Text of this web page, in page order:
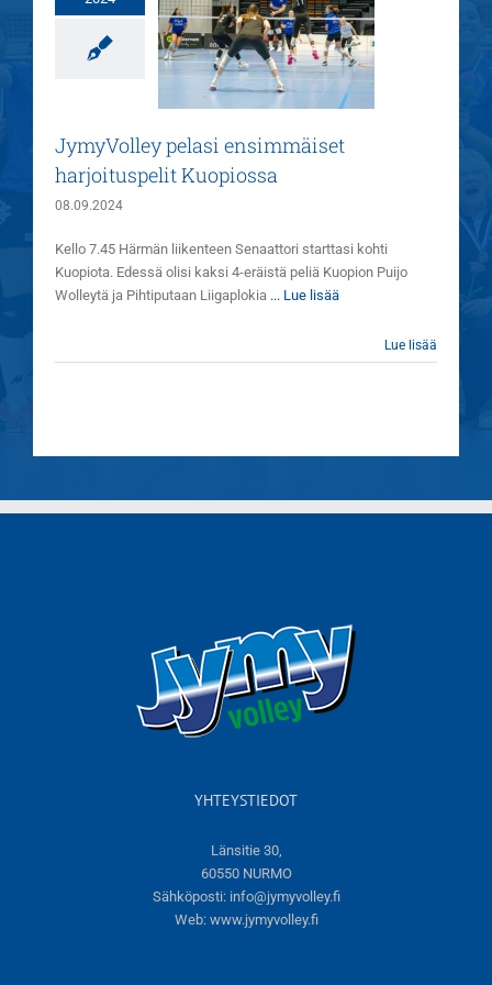
pelasi
harjoituspelit
JymyVolley pelasi ensimmäiset
harjoituspelit Kuopiossa
08.09.2024
Kello 7.45 Härmän liikenteen Senaattori starttasi kohti
Kuopiota. Edessä olisi kaksi 4-eräistä peliä Kuopion Puijo
Wolleytä ja Pihtiputaan Liigaplokia ... Lue lisää
Lue lisää
YHTEYSTIEDOT
Länsitie 30,
60550 NURMO
Sähköposti: info@jymyvolley.fi
Web: www.jymyvolley.fi